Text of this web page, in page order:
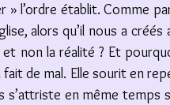
» l’ordre établit. Comme
alors qu’il nous a créés
non la réalité ? Et
fait de mal. Elle sourit en
en même temps